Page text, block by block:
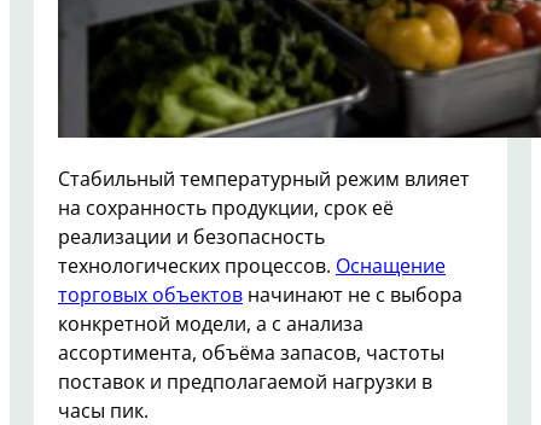
Стабильный температурный режим влияет
на сохранность продукции, срок её
реализации и безопасность
технологических процессов. Оснащение
торговых объектов начинают не с выбора
конкретной модели, а с анализа
ассортимента, объёма запасов, частоты
поставок и предполагаемой нагрузки в
часы пик.